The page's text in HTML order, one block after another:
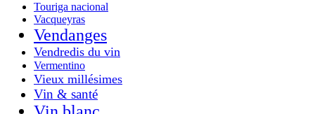
Touriga nacional
Vacqueyras
Vendanges
Vendredis du vin
Vermentino
Vieux millésimes
Vin & santé